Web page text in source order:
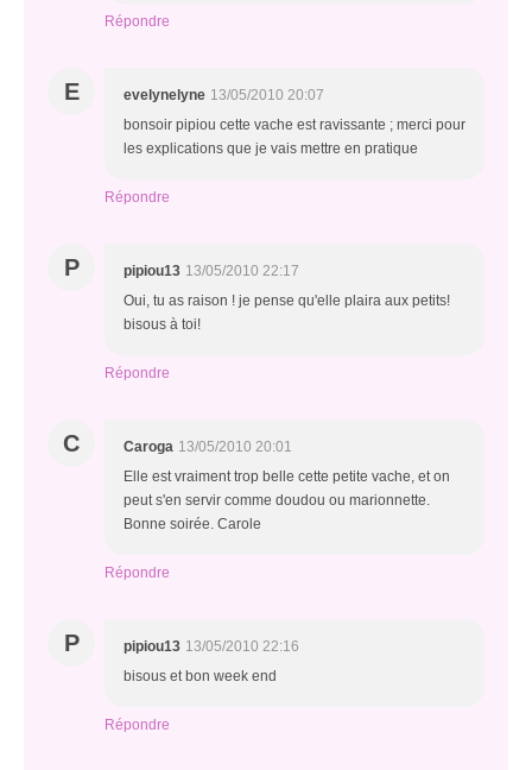
Répondre
E evelynelyne 13/05/2010 20:07
bonsoir pipiou cette vache est ravissante ; merci pour
les explications que je vais mettre en pratique
Répondre
P pipiou13 13/05/2010 22:17
Oui, tu as raison ! je pense qu'elle plaira aux petits!
bisous à toi!
Répondre
C Caroga 13/05/2010 20:01
Elle est vraiment trop belle cette petite vache, et on
peut s'en servir comme doudou ou marionnette.
Bonne soirée. Carole
Répondre
P pipiou13 13/05/2010 22:16
bisous et bon week end
Répondre